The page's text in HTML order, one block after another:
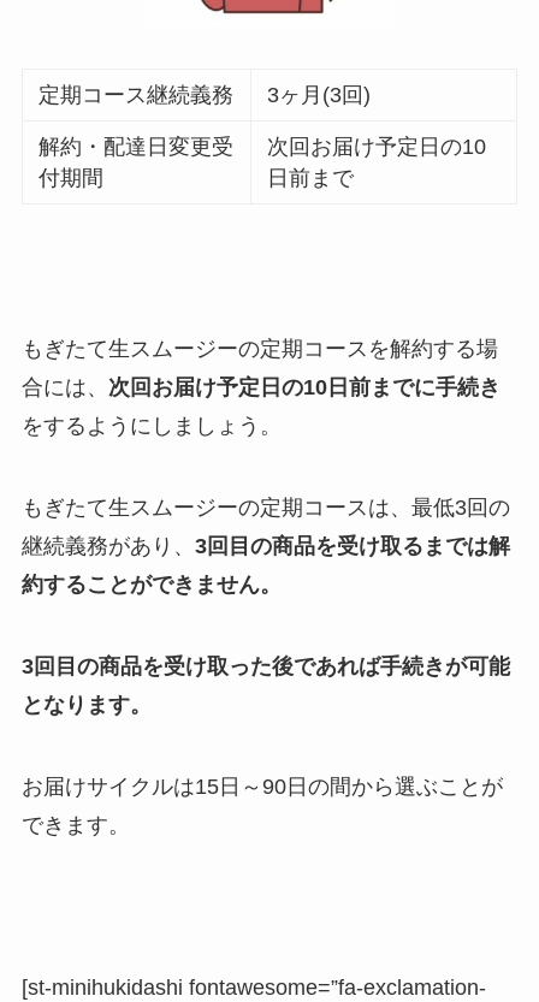
定期コース継続義務 3ヶ月(3回)
解約・配達日変更受
付期間
次回お届け予定日の10
日前まで
もぎたて生スムージーの定期コースを解約する場
合には、 次回お届け予定日の10日前までに手続き
をするようにしましょう。
もぎたて生スムージーの定期コースは、最低3回の
継続義務があり、 3回目の商品を受け取るまでは解
約することができません。
3回目の商品を受け取った後であれば手続きが可能
となります。
お届けサイクルは15日～90日の間から選ぶことが
できます。
[st-minihukidashi fontawesome=”fa-exclamation-